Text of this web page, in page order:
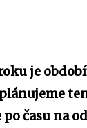
je
času na